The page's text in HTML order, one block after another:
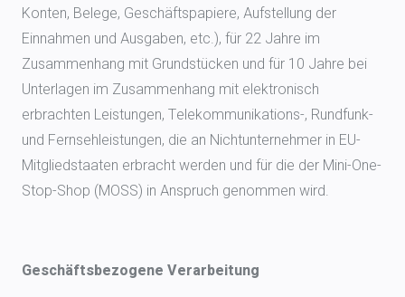
Konten, Belege, Geschäftspapiere, Aufstellung der
Einnahmen und Ausgaben, etc.), für 22 Jahre im
Zusammenhang mit Grundstücken und für 10 Jahre bei
Unterlagen im Zusammenhang mit elektronisch
erbrachten Leistungen, Telekommunikations-, Rundfunk-
und Fernsehleistungen, die an Nichtunternehmer in EU-
Mitgliedstaaten erbracht werden und für die der Mini-One-
Stop-Shop (MOSS) in Anspruch genommen wird.
Geschäftsbezogene Verarbeitung